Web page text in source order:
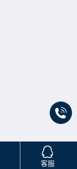
客服